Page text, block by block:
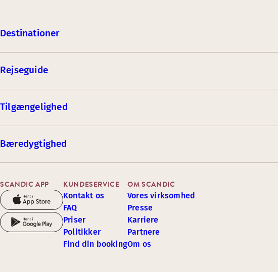
Destinationer
Rejseguide
Tilgængelighed
Bæredygtighed
SCANDIC APP KUNDESERVICE
Kontakt os
FAQ
Priser
Politikker
Find din booking
OM SCANDIC
Vores virksomhed
Presse
Karriere
Partnere
Om os